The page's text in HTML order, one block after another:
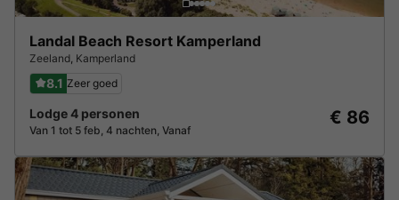
Landal Beach Resort Kamperland
Zeeland Kamperland
8.1 Zeer goed
Lodge 4 personen
Van 1 tot 5 feb, 4 nachten, Vanaf
€ 86